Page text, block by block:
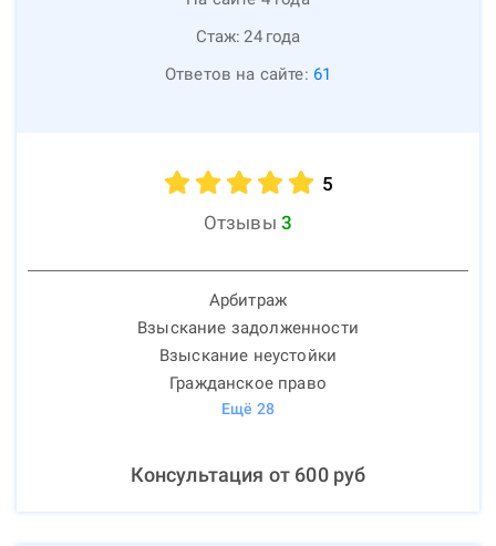
Стаж: 24 года
Ответов на сайте: 61
5
Отзывы 3
Арбитраж
Взыскание задолженности
Взыскание неустойки
Гражданское право
Ещё 28
Консультация от 600руб